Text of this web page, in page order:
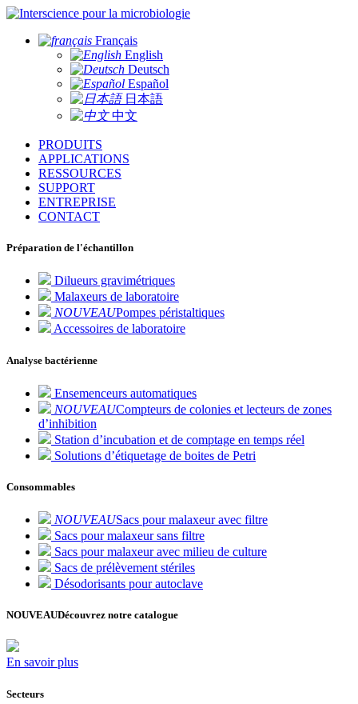
pour la microbiologie
Français
English
Deutsch
Español
日本語
中文
PRODUITS
APPLICATIONS
RESSOURCES
SUPPORT
ENTREPRISE
CONTACT
Préparation de l'échantillon
Dilueurs gravimétriques
Malaxeurs de laboratoire
NOUVEAUPompes péristaltiques
Accessoires de laboratoire
Analyse bactérienne
Ensemenceurs automatiques
NOUVEAUCompteurs de colonies et lecteurs de zones
d’inhibition
Station d’incubation et de comptage en temps réel
Solutions d’étiquetage de boites de Petri
Consommables
NOUVEAUSacs pour malaxeur avec filtre
Sacs pour malaxeur sans filtre
Sacs pour malaxeur avec milieu de culture
Sacs de prélèvement stériles
Désodorisants pour autoclave
NOUVEAUDécouvrez notre catalogue
En savoir plus
Secteurs